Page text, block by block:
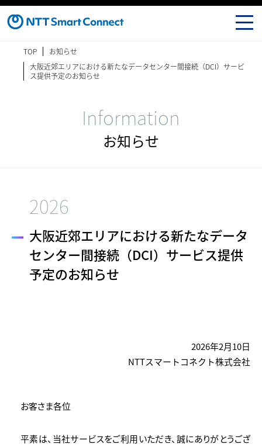
TOP
お知らせ
大阪近郊エリアにおける新たなデータセンター間接続（DCI）サービ
ス提供予定のお知らせ
Information
お知らせ
2026
大阪近郊エリアにおける新たなデータ
センター間接続（DCI）サービス提供
予定のお知らせ
2026年2月10日
NTTスマートコネクト株式会社
お客さま各位
平素は、当社サービスをご利用いただき、誠にありがとうござ